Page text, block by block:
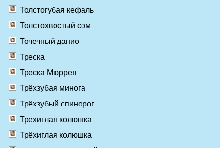
Толстогубая кефаль
Толстохвостый сом
Точечный данио
Треска
Треска Мюррея
Трёхзубая минога
Трёхзубый спинорог
Трехиглая колюшка
Трёхиглая колюшка